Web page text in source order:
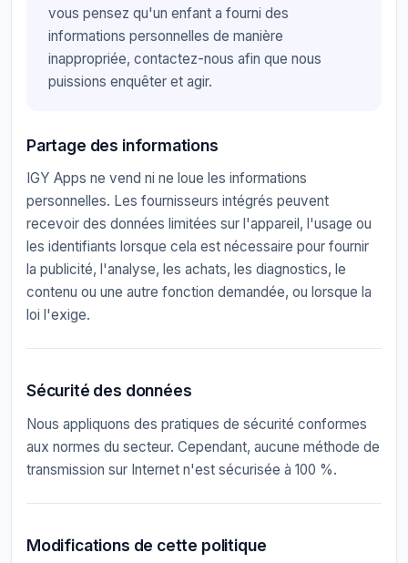
vous pensez qu'un enfant a fourni des
informations personnelles de manière
inappropriée, contactez-nous afin que nous
puissions enquêter et agir.
Partage des informations
IGY Apps ne vend ni ne loue les informations
personnelles. Les fournisseurs intégrés peuvent
recevoir des données limitées sur l'appareil, l'usage ou
les identifiants lorsque cela est nécessaire pour fournir
la publicité, l'analyse, les achats, les diagnostics, le
contenu ou une autre fonction demandée, ou lorsque la
loi l'exige.
Sécurité des données
Nous appliquons des pratiques de sécurité conformes
aux normes du secteur. Cependant, aucune méthode de
transmission sur Internet n'est sécurisée à 100 %.
Modifications de cette politique